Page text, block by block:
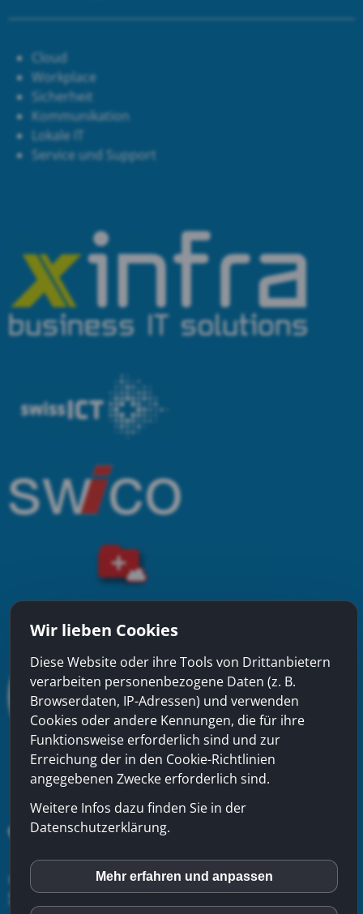
Cloud
Workplace
Sicherheit
Kommunikation
Lokale IT
Service und Support
xinfra gmbh - Badstrasse 50 - CH-5200 Brugg - Tel:
544 22 22-Kontakt-Impressum-Datenschutzerklärung
Wir lieben Cookies
Diese Website oder ihre Tools von Drittanbietern
verarbeiten personenbezogene Daten (z. B.
Browserdaten, IP-Adressen) und verwenden
Cookies oder andere Kennungen, die für ihre
Funktionsweise erforderlich sind und zur
Erreichung der in den Cookie-Richtlinien
angegebenen Zwecke erforderlich sind.
Weitere Infos dazu finden Sie in der
Datenschutzerklärung.
inCMS
Mehr erfahren und anpassen